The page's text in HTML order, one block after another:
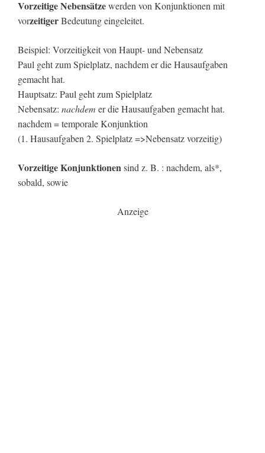
Vorzeitige Nebensätzewerden von Konjunktionen mit
vorzeitigerBedeutung eingeleitet.
Beispiel: Vorzeitigkeit von Haupt- und Nebensatz
Paul geht zum Spielplatz, nachdem er die Hausaufgaben
gemacht hat.
Hauptsatz: Paul geht zum Spielplatz
Nebensatz: nachdem er die Hausaufgaben gemacht hat.
nachdem = temporale Konjunktion
(1. Hausaufgaben 2. Spielplatz =>Nebensatz vorzeitig)
Vorzeitige Konjunktionensind z. B. : nachdem, als*,
sobald, sowie
Anzeige